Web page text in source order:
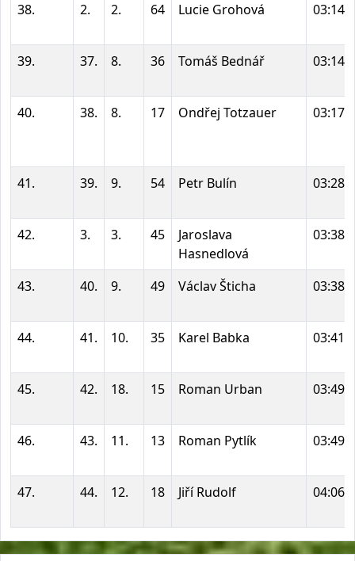
38. 2. 2. 64 Lucie Grohová
39. 37. 8. 36 Tomáš Bednář
40. 38. 8. 17 Ondřej Totzauer
41. 39. 9. 54 Petr Bulín
42. 3. 3. 45
Jaroslava
Hasnedlová
43. 40. 9. 49 Václav Šticha
44. 41. 10. 35 Karel Babka
45. 42. 18. 15 Roman Urban
46. 43. 11. 13 Roman Pytlík
47. 44. 12. 18 Jiří Rudolf